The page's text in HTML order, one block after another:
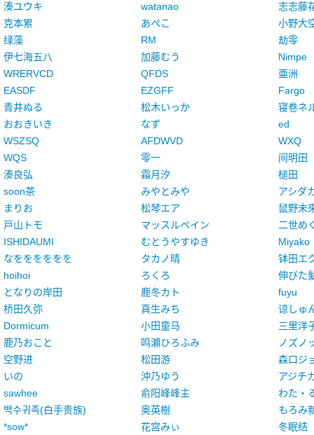
湊ユウキ
watanao
志志藤
克本累
あぺこ
小野大
绿藻
RM
劫零
伊七海五八
加藤むう
Nimpe
WRERVCD
QFDS
亜洲
EASDF
EZGFF
Fargo
青井ぬる
松木いっか
寝卷ネ
おおきいき
なず
ed
WSZSQ
AFDWVD
WXQ
WQS
零一
间明田
湊良弘
霜月汐
槌田
soon茶
みやとみや
アシダ
まりお
松琴エア
鼠野未
戸山トモ
マッスルペイン
二世め
ISHIDAUMI
むとうやすゆき
Miyako
なをををををを
タカノ晴
钵田エ
hoihoi
ろくろ
伸びた
となりの岸田
鹿冬カト
fuyu
桥田久弥
真生みち
谅しゅ
Dormicum
小田童马
三里洋
鹿乃おこと
鸣瀬ひろふみ
ノズノ
空野进
松田游
森口ジ
いの
沖乃ゆう
アジチ
sawhee
俞阳峰峰主
わた・
백수귀족(白手贵族)
奥英樹
もろみ
*sow*
花宫みぃ
冬眠结